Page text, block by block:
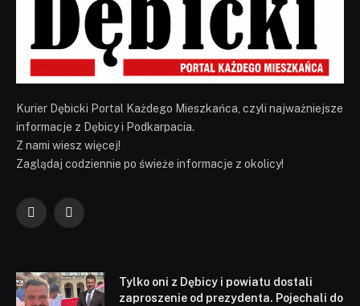
Kurier Dębicki Portal Każdego Mieszkańca, czyli najważniejsze
informacje z Dębicy i Podkarpacia.
Z nami wiesz więcej!
Zaglądaj codziennie po świeże informacje z okolicy!
FacebookYouTube
Tylko oni z Dębicy i powiatu dostali
zaproszenie od prezydenta. Pojechali do